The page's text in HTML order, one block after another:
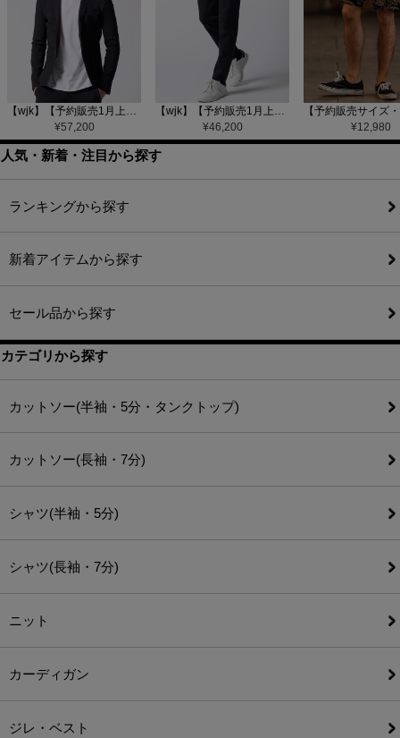
【wjk】【予約販売1月上旬～中旬入荷】function knit jacket(jacquard check) ニットジャケット(207 mw08j)
¥57,200
【wjk】【予約販売1月上旬～中旬入荷】function knit easy slacks(jacquard check) ニットイージーパンツ(504 mw08j)
¥46,200 ¥12,980
人気・新着・注目から探す
ランキングから探す
新着アイテムから探す
セール品から探す
カテゴリから探す
カットソー(半袖・5分・タンクトップ)
カットソー(長袖・7分)
シャツ(半袖・5分)
シャツ(長袖・7分)
ニット
カーディガン
ジレ・ベスト